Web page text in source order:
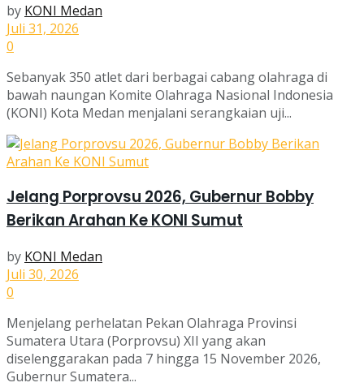
by KONI Medan
Juli 31, 2026
0
Sebanyak 350 atlet dari berbagai cabang olahraga di
bawah naungan Komite Olahraga Nasional Indonesia
(KONI) Kota Medan menjalani serangkaian uji...
Jelang Porprovsu 2026, Gubernur Bobby
Berikan Arahan Ke KONI Sumut
by KONI Medan
Juli 30, 2026
0
Menjelang perhelatan Pekan Olahraga Provinsi
Sumatera Utara (Porprovsu) XII yang akan
diselenggarakan pada 7 hingga 15 November 2026,
Gubernur Sumatera...